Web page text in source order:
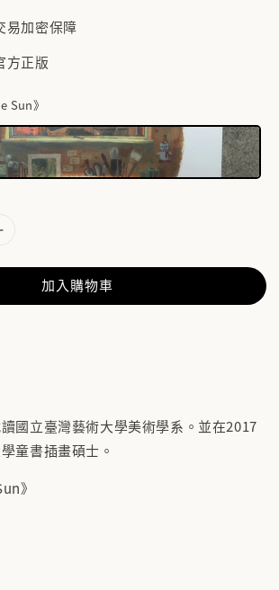
易加密保障
方正版
Sun》
加入購物車
國立臺灣藝術大學美術學系。並在2017
童書插畫碩士。
》